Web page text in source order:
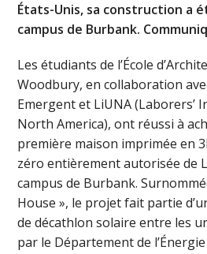
États-Unis, sa construction a
campus de Burbank.
Les étudiants de l’École
Woodbury, en collaboration
Emergent et LiUNA (Laborers’
North America), ont réussi à
première maison imprimée en
zéro entièrement autorisée de
campus de Burbank.
House », le projet fait partie
de décathlon solaire entre les
par le Département de